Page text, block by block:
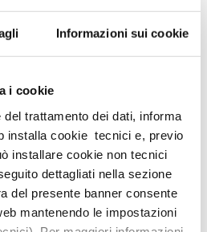
Informazioni sui cookie
i cookie
trattamento dei dati, informa
installa cookie tecnici e, previo
installare cookie non tecnici
dettagliati nella sezione
del presente banner consente
mantenendo le impostazioni